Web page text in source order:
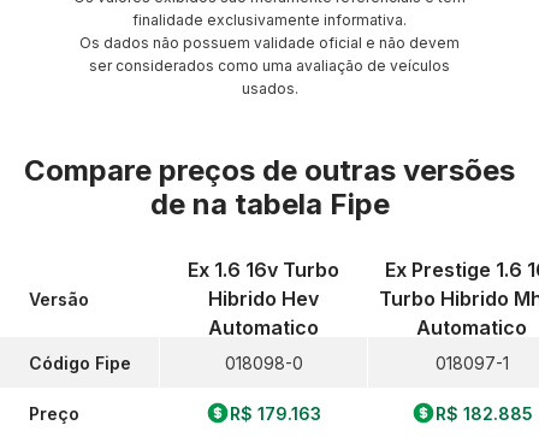
finalidade exclusivamente informativa.
Os dados não possuem validade oficial e não devem
ser considerados como uma avaliação de veículos
usados.
Compare preços de outras versões
de na tabela Fipe
Versão
Código Fipe
Preço
Ex 1.6 16v Turbo
Hibrido Hev
Automatico
018098-0
R$ 179.163
Ex Prestige 1.6
Turbo Hibrido
Automatico
018097-1
R$ 182.885